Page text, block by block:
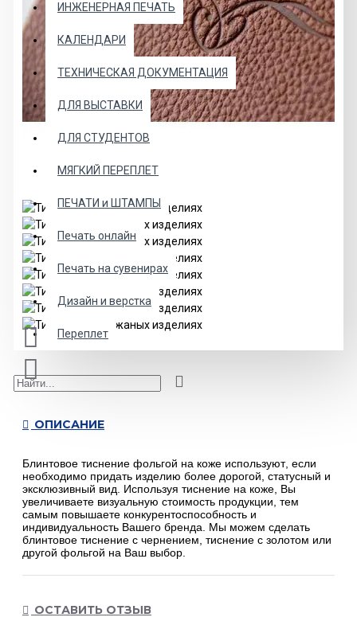
ИНЖЕНЕРНАЯ ПЕЧАТЬ
КАЛЕНДАРИ
ТЕХНИЧЕСКАЯ ДОКУМЕНТАЦИЯ
ДЛЯ ВЫСТАВКИ
ДЛЯ СТУДЕНТОВ
МЯГКИЙ ПЕРЕПЛЕТ
ПЕЧАТИ и ШТАМПЫ
Печать онлайн
Печать на сувенирах
Дизайн и верстка
Переплет
ОПИСАНИЕ
Блинтовое тиснение фольгой на коже используют, если
необходимо придать изделию более дорогой, статусный и
эксклюзивный вид. Используя тиснение на коже, Вы
увеличиваете визуальную стоимость продукции, тем
самым повышаете конкурентоспособность и
индивидуальность Вашего бренда. Мы можем сделать
блинтовое тиснение с чернением, тиснение с золотом или
другой фольгой на Ваш выбор.
ОСТАВИТЬ ОТЗЫВ